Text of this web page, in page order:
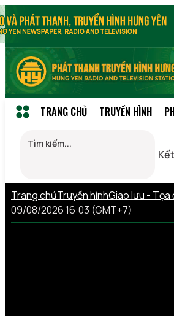
TRANG CHỦ TRUYỀN HÌNH
Trang chủTruyền hìnhGiao lưu - Tọa
09/08/2026 16:03 (GMT+7)